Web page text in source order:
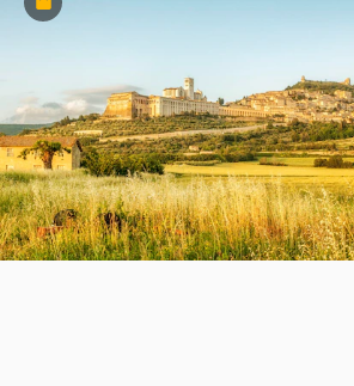
Premium